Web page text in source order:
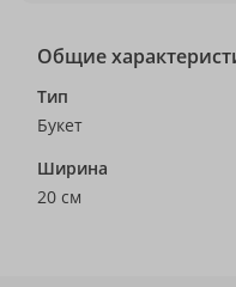
Общие
Тип
Букет
Ширина
20 см